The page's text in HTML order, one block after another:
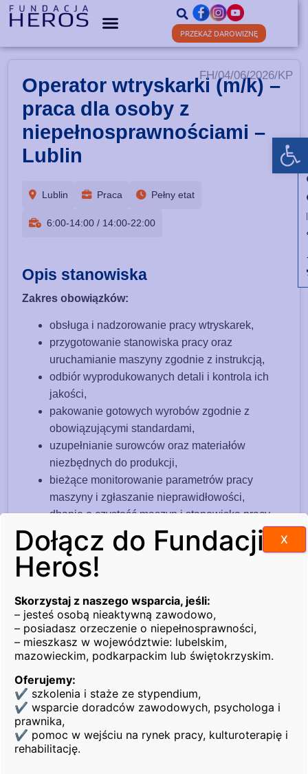
PRZEKAŻ DAROWIZNĘ
Operator wtryskarki (m/k) –
praca dla osoby z
niepełnosprawnościami –
Lublin
FH/04/06/2026/KP
Lublin Praca Pełny etat
6:00-14:00 / 14:00-22:00
Opis stanowiska
Zakres obowiązków:
obsługa i nadzorowanie pracy wtryskarek,
przygotowanie stanowiska pracy oraz
uruchamianie maszyny zgodnie z instrukcją,
odbiór wyprodukowanych detali i kontrola ich
jakości,
pakowanie gotowych wyrobów zgodnie z
obowiązującymi standardami,
uzupełnianie surowców oraz materiałów
niezbędnych do produkcji,
bieżące monitorowanie parametrów pracy
maszyny i zgłaszanie nieprawidłowości,
dbanie o czystość maszyn i stanowiska pracy.
Wymagania na stanowisku:
orzeczenie o stopniu niepełnosprawności,
dokładność, sumienność i odpowiedzialność,
umiejętność pracy w zespole,
dobra organizacja pracy własnej,
zdolności manualne oraz sprawność fizyczna,
produkcji lub przy obsłudze maszyn.
Oferujemy:
zatrudnienie na podstawie umowy o pracę,
Dołącz do Fundacji
Heros!
Skorzystaj z naszego wsparcia, jeśli:
– jesteś osobą nieaktywną zawodowo,
– posiadasz orzeczenie o niepełnosprawności,
– mieszkasz w województwie: lubelskim,
mazowieckim, podkarpackim lub świętokrzyskim.
Oferujemy:
✔ szkolenia i staże ze stypendium,
✔ wsparcie doradców zawodowych, psychologa i
prawnika,
✔ pomoc w wejściu na rynek pracy, kulturoterapię i
rehabilitację.
X